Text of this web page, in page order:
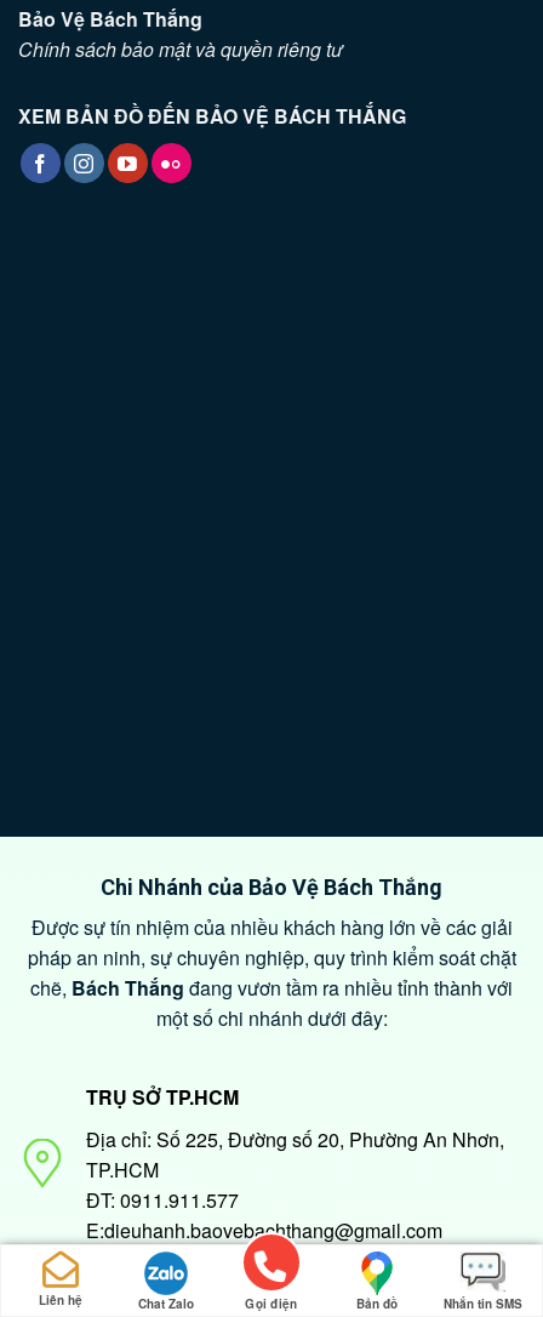
Bảo Vệ Bách Thắng
Chính sách bảo mật và quyền riêng tư
XEM BẢN ĐỒ ĐẾN BẢO VỆ BÁCH THẮNG
Chi Nhánh của Bảo Vệ Bách Thắng
Được sự tín nhiệm của nhiều khách hàng lớn về các giải
pháp an ninh, sự chuyên nghiệp, quy trình kiểm soát chặt
chẽ, Bách Thắng đang vươn tầm ra nhiều tỉnh thành với
một số chi nhánh dưới đây:
TRỤ SỞ TP.HCM
Địa chỉ: Số 225, Đường số 20, Phường An Nhơn,
TP.HCM
ĐT: 0911.911.577
E:dieuhanh.baovebachthang@gmail.com
Chi nhánh bảo vệ tại BÌNH THUẬN
Liên hệ Chat Zalo Gọi điện Bản đồ Nhắn tin SMS